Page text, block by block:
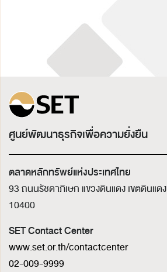
ศูนย์พัฒนาธุรกิจเพื่อความยั่งยืน
ตลาดหลักทรัพย์แห่งประเทศไทย
93 ถนนรัชดาภิเษก แขวงดินแดง เขตดินแดง
10400
SET Contact Center
www.set.or.th/contactcenter
02-009-9999